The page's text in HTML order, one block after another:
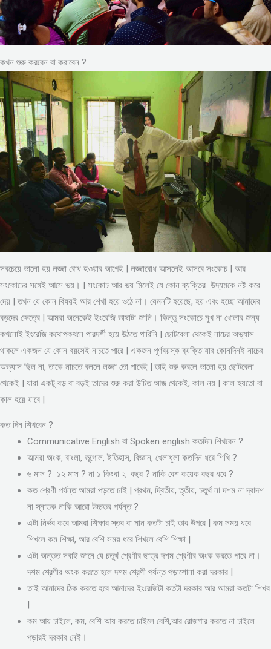
কখন শুরু করবেন বা করাবেন ?
সবচেয়ে ভালো হয় লজ্জা বোধ হওয়ার আগেই | লজ্জাবোধ আসলেই আসবে সংকোচ | আর
সংকোচের সঙ্গেই আসে ভয়। | সংকোচ আর ভয় মিলেই যে কোন ব্যক্তির উদ্যমকে নষ্ট করে
দেয় | তখন যে কোন বিষয়ই আর শেখা হয়ে ওঠে না। যেমনটি হয়েছে, হয় এবং হচ্ছে আমাদের
বড়দের ক্ষেত্রে | আমরা অনেকেই ইংরেজি ভাষাটা জানি। কিন্তু সংকোচে মুখ না খোলার জন্য
কখনোই ইংরেজি কথোপকথনে পারদর্শী হয়ে উঠতে পারিনি | ছোটবেলা থেকেই নাচের অভ্যাস
থাকলে একজন যে কোন বয়সেই নাচতে পারে | একজন পূর্ণবয়স্ক ব্যক্তি যার কোনদিনই নাচের
অভ্যাস ছিল না, তাকে নাচতে বললে লজ্জা তো পাবেই | তাই শুরু করলে ভালো হয় ছোটবেলা
থেকেই | যারা একটু বড় বা বড়ই তাদের শুরু করা উচিত আজ থেকেই, কাল নয় | কাল হয়তো বা
কাল হয়ে যাবে |
কত দিন শিখবেন ?
Communicative English বা Spoken english কতদিন শিখবেন ?
আমরা অংক, বাংলা, ভূগোল, ইতিহাস, বিজ্ঞান, খেলাধূলা কতদিন ধরে শিখি ?
৬ মাস ? ১২ মাস ? না ১ কিংবা ২ বছর ? নাকি বেশ কয়েক বছর ধরে ?
কত শ্রেণী পর্যন্ত আমরা পড়তে চাই | প্রথম, দ্বিতীয়, তৃতীয়, চতুর্থ না দশম না দ্বাদশ
না স্নাতক নাকি আরো উচ্চতর পর্যন্ত ?
এটা নির্ভর করে আমরা শিক্ষার স্তর বা মান কতটা চাই তার উপরে | কম সময় ধরে
শিখলে কম শিক্ষা, আর বেশি সময় ধরে শিখলে বেশি শিক্ষা |
এটা অন্তত সবাই জানে যে চতুর্থ শ্রেণীর ছাত্র দশম শ্রেণীর অংক করতে পারে না।
দশম শ্রেণীর অংক করতে হলে দশম শ্রেণী পর্যন্ত পড়াশোনা করা দরকার |
তাই আমাদের ঠিক করতে হবে আমাদের ইংরেজিটা কতটা দরকার আর আমরা কতটা শিখব
|
কম আয় চাইলে, কম, বেশি আয় করতে চাইলে বেশি,আর রোজগার করতে না চাইলে
পড়ারই দরকার নেই।